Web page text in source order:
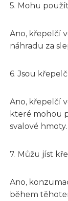
5. Mohu
Ano, křepelčí
náhradu za
6. Jsou
Ano, křepelčí
které mohou
svalové hmoty.
7. Můžu jíst
Ano,
během